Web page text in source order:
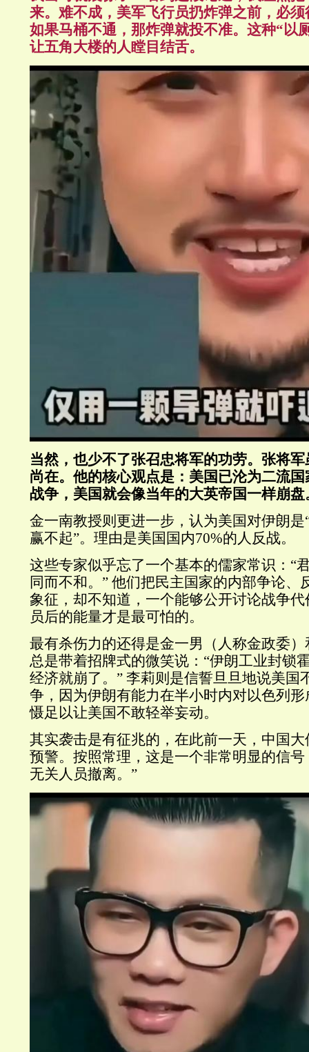
来。难不成，美军飞行员扔炸弹之前，必
如果马桶不通，那炸弹就投不准。这种“ 以
让五角大楼的人瞠目结舌。
当然，也少不了张召忠将军的功劳。张将
尚在。他的核心观点是：美国已沦为二流
战争，美国就会像当年的大英帝国一样崩盘
金一南教授则更进一步，认为美国对伊朗是
赢不起”。理由是美国国内70%的人反战。
这些专家似乎忘了一个基本的儒家常识： “
同而不和。 ” 他们把民主国家的内部争论、
象征，却不知道，一个能够公开讨论战争
员后的能量才是最可怕的。
最有杀伤力的还得是金一男（人称金政委
总是带着招牌式的微笑说： “伊朗工业封锁
经济就崩了。 ” 李莉则是信誓旦旦地说美国
争，因为伊朗有能力在半小时内对以色列
慑足以让美国不敢轻举妄动。
其实袭击是有征兆的，在此前一天，中国
预警。按照常理，这是一个非常明显的信号
无关人员撤离。 ”